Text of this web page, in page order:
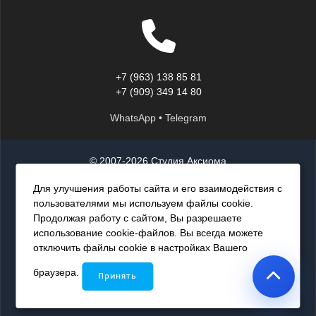
формы для вызова замерщика.
Код ресурса был полностью очищен от
программных ошибок, дублей страниц и
индексации. Мы значительно увеличили
устройствах, так как именно со смартфонов
пользователи чаще всего ищут локальные
услуги по ремонту. Если вашему бизнесу
тоже требуется детальный технический
аудит, профессиональная
сео раскруткаи
+7 (963) 138 85 81
+7 (909) 349 14 80
WhatsApp • Telegram
© 2007-2026 Студия Аксиома
Политика конфиденциальности
ООО ИР «Студия Аксиома»
ИНН: 0274986716
КПП: 027401001
Для улучшения работы сайта и его взаимодействия с
пользователями мы используем файлы cookie.
Продолжая работу с сайтом, Вы разрешаете
использование cookie-файлов. Вы всегда можете
отключить файлы cookie в настройках Вашего
браузера. Принять